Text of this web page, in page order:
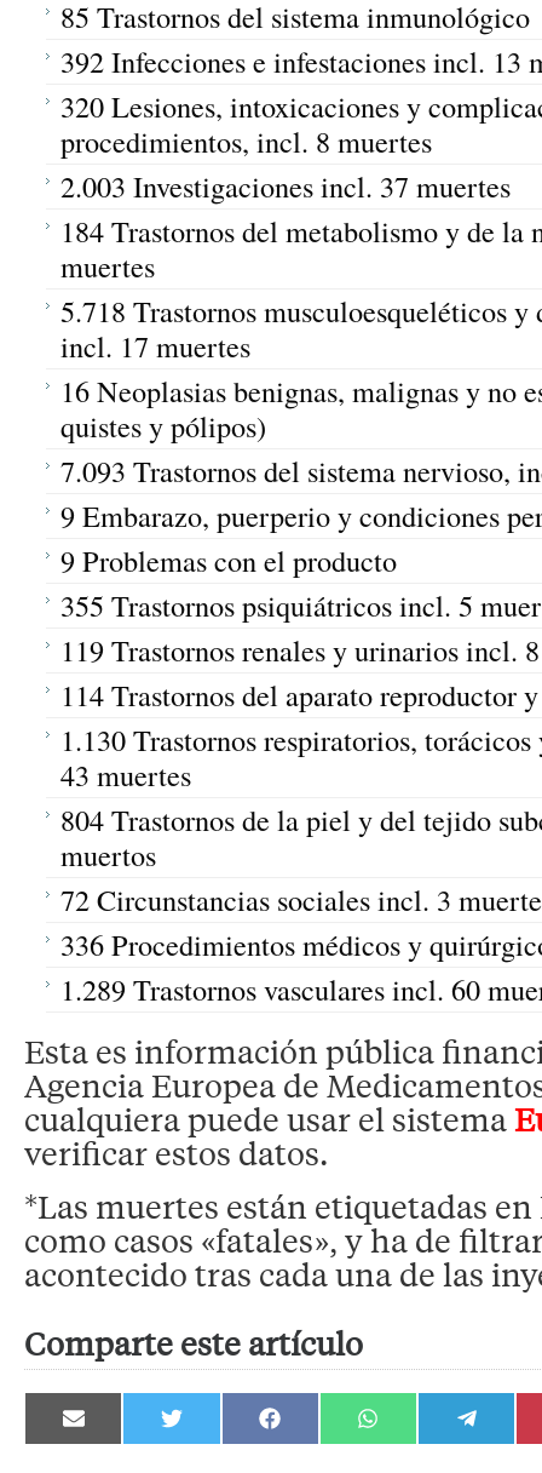
85 Trastornos del sistema inmunológico
392 Infecciones e infestaciones incl. 13
320 Lesiones, intoxicaciones y
procedimientos, incl. 8 muertes
2.003 Investigaciones incl. 37 muertes
184 Trastornos del metabolismo y de
muertes
5.718 Trastornos musculoesqueléticos
incl. 17 muertes
16 Neoplasias benignas, malignas y no
quistes y pólipos)
7.093 Trastornos del sistema nervioso,
9 Embarazo, puerperio y condiciones
9 Problemas con el producto
355 Trastornos psiquiátricos incl. 5
119 Trastornos renales y urinarios incl.
114 Trastornos del aparato reproductor
1.130 Trastornos respiratorios,
43 muertes
804 Trastornos de la piel y del tejido
muertos
72 Circunstancias sociales incl. 3
336 Procedimientos médicos y
1.289 Trastornos vasculares incl. 60
Esta es información pública
Agencia Europea de
cualquiera puede usar el sistema
verificar estos datos.
*Las muertes están etiquetadas
como casos «fatales», y ha de
acontecido tras cada una de las
Comparte este artículo
Compartir
en
Compartir
en
Compartir
en
Compartir
en
Compartir
en